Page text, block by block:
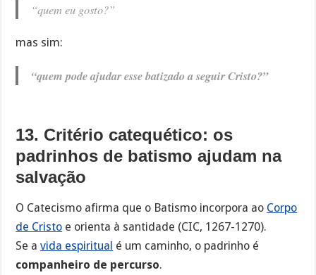
“quem eu gosto?”
mas sim:
“quem pode ajudar esse batizado a seguir Cristo?”
13. Critério catequético: os
padrinhos de batismo ajudam na
salvação
O Catecismo afirma que o Batismo incorpora ao Corpo
de Cristo e orienta à santidade (CIC, 1267-1270).
Se avida espiritual é um caminho, o padrinho é
companheiro de percurso.